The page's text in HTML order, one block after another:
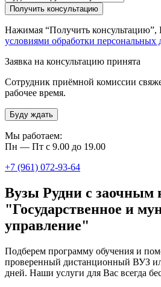
Нажимая “Получить консультацию”,
условиями обработки персональных
Заявка на консультацию принята
Сотрудник приёмной комиссии
рабочее время.
Буду ждать
Мы работаем:
Пн — Пт с 9.00 до 19.00
+7 (961) 072-93-64
Вузы Рудни с заочным
"Государственное и
управление"
Подберем программу обучения и
проверенный дистанционный ВУЗ
дней. Наши услуги для Вас всегда